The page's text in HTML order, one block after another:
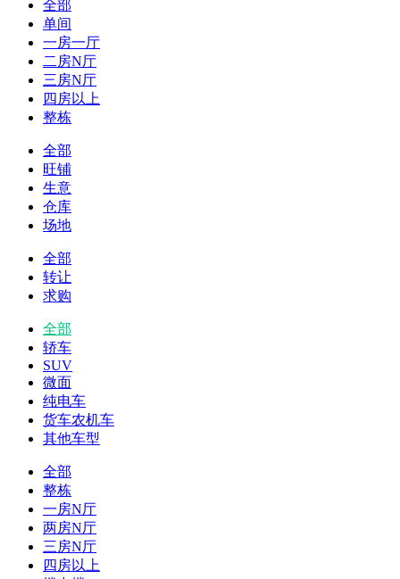
全部
单间
一房一厅
二房N厅
三房N厅
四房以上
整栋
全部
旺铺
生意
仓库
场地
全部
转让
求购
全部
轿车
SUV
微面
纯电车
货车农机车
其他车型
全部
整栋
一房N厅
两房N厅
三房N厅
四房以上